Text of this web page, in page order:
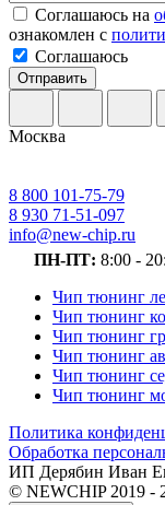
Соглашаюсь на
ознакомлен с
Соглашаюсь
Отправить
Москва
8 800 101-75-79
8 930 71-51-097
info@new-chip.ru
ПН-ПТ: 8:00 -
Чип тюнинг
Чип тюнинг
Чип тюнинг
Чип тюнинг
Чип тюнинг
Чип тюнинг
Политика
Обработка
ИП Дерябин Иван
© NEWCHIP 2019 -